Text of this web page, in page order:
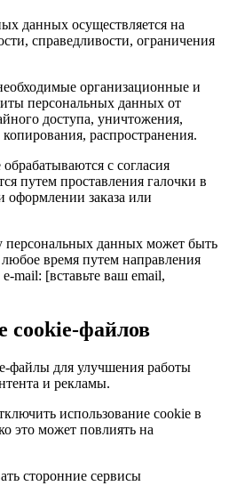
данных осуществляется на
справедливости, ограничения
организационные и
персональных данных от
доступа, уничтожения,
распространения.
с согласия
путем проставления галочки в
оформлении заказа или
персональных данных может быть
время путем направления
mail: [вставьте ваш email,
cookie-файлов
файлы для улучшения работы
и рекламы.
использование cookie в
это может повлиять на
сторонние сервисы